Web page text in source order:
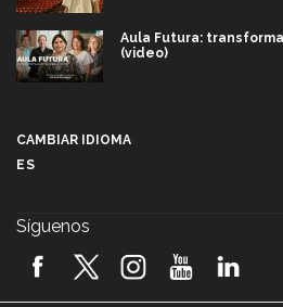
Aula Futura:
(video)
2026! (video)
CAMBIAR IDIOMA
ES
Síguenos